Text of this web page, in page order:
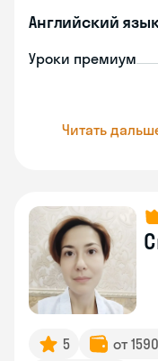
Английский
Уроки премиум
Читать
5 от